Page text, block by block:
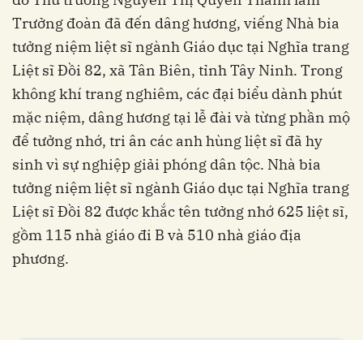
Trưởng đoàn đã đến dâng hương, viếng Nhà bia
tưởng niệm liệt sĩ ngành Giáo dục tại Nghĩa trang
Liệt sĩ Đồi 82, xã Tân Biên, tỉnh Tây Ninh. Trong
không khí trang nghiêm, các đại biểu dành phút
mặc niệm, dâng hương tại lễ đài và từng phần mộ
để tưởng nhớ, tri ân các anh hùng liệt sĩ đã hy
sinh vì sự nghiệp giải phóng dân tộc. Nhà bia
tưởng niệm liệt sĩ ngành Giáo dục tại Nghĩa trang
Liệt sĩ Đồi 82 được khắc tên tưởng nhớ 625 liệt sĩ,
gồm 115 nhà giáo đi B và 510 nhà giáo địa
phương.